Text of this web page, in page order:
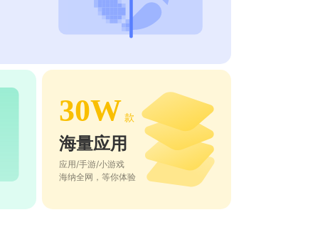
30W 款
海量应用
应用/手游/小游戏
海纳全网，等你体验